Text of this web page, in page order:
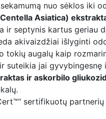
nuo sėklos iki
Asiatica)
ir septynis kartus geriau
akivaizdžiai išlyginti
tokių augalų kaip
suteikia jai gyvybingesnę
ir askorbilo
sertifikuotų